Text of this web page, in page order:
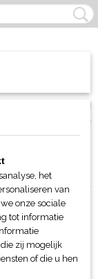
(0)
het
van
onze sociale
tot informatie
zij mogelijk
of die u hen